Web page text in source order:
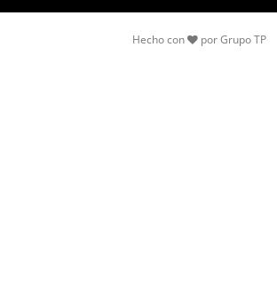
Hecho con por Grupo TP